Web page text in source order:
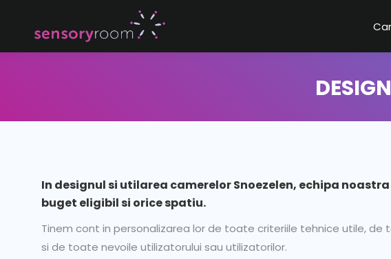
In designul si utilarea camerelor Snoezelen, echipa
buget eligibil si orice spatiu.
Tinem cont in personalizarea lor de toate criteriile tehnice utile,
si de toate nevoile utilizatorului sau utilizatorilor.